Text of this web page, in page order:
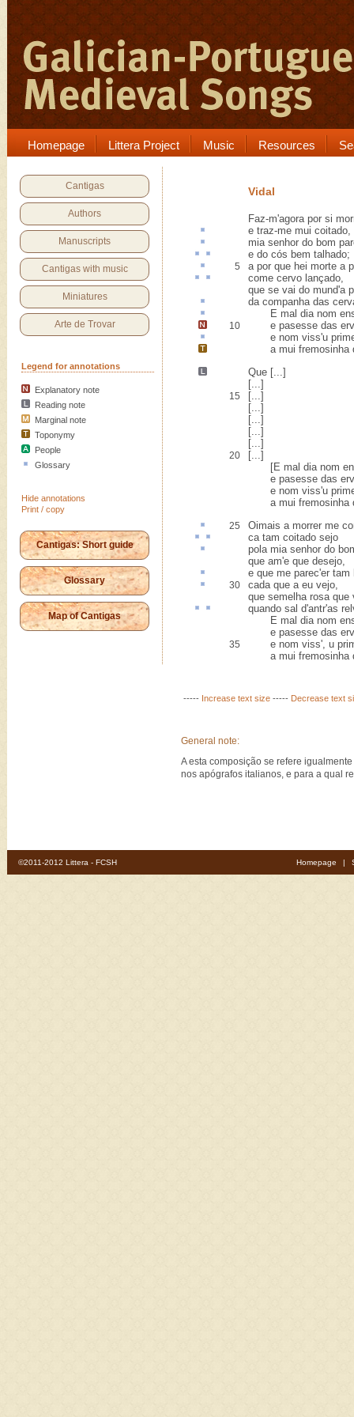
Homepage Littera Project Music Resources
Cantigas
Authors
Manuscripts
Cantigas with music
Miniatures
Arte de Trovar
Legend for annotations
Explanatory note
Reading note
Marginal note
Toponymy
People
Glossary
Hide annotations
Print / copy
Cantigas: Short guide
Glossary
Map of Cantigas
Vidal
Faz-m'agora por si
e traz-me mui coitado,
mia senhor do bom
e do cós bem talhado;
5 a por que hei morte a
come cervo lançado,
que se vai do mund'a
da companhadas
E mal dia nom
10
e pasesse das
e nom viss'u
a mui fremosinha
Que [...]
[...]
15
[...]
[...]
[...]
[...]
[...]
20
[...]
[E mal dia nom
e pasesse das
e nom viss'u
a mui fremosinha
25 Oimais a morrer me
catam coitado sejo
pola mia senhor do
que am'e que desejo,
e que me parec'er tam
30 cada que a eu vejo,
que semelha rosa que
quando sal d'antr'as
E mal dia nom
e pasesse das
35
e nom viss', u
a mui fremosinha
----- Increase text size ----- Decrease text
General note:
A esta composição se refere
nos apógrafos italianos, e para a qual
©2011-2012 Littera - FCSH Homepage |